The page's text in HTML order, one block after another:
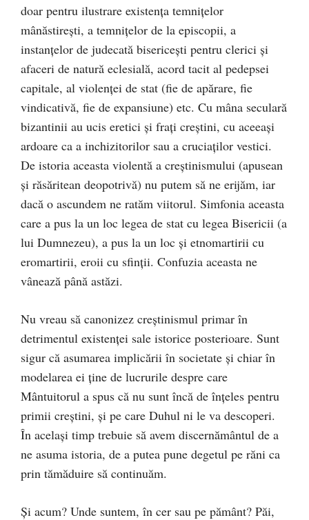
doar pentru ilustrare existenţa temniţelor
mânăstireşti, a temniţelor de la episcopii, a
instanţelor de judecată bisericeşti pentru clerici şi
afaceri de natură eclesială, acord tacit al pedepsei
capitale, al violenţei de stat (fie de apărare, fie
vindicativă, fie de expansiune) etc. Cu mâna seculară
bizantinii au ucis eretici şi fraţi creştini, cu aceeaşi
ardoare ca a inchizitorilor sau a cruciaţilor vestici.
De istoria aceasta violentă a creştinismului (apusean
şi răsăritean deopotrivă) nu putem să ne erijăm, iar
dacă o ascundem ne ratăm viitorul. Simfonia aceasta
care a pus la un loc legea de stat cu legea Bisericii (a
lui Dumnezeu), a pus la un loc şi etnomartirii cu
eromartirii, eroii cu sfinţii. Confuzia aceasta ne
vânează până astăzi.
Nu vreau să canonizez creştinismul primar în
detrimentul existenţei sale istorice posterioare. Sunt
sigur că asumarea implicării în societate şi chiar în
modelarea ei ţine de lucrurile despre care
Mântuitorul a spus că nu sunt încă de înţeles pentru
primii creştini, şi pe care Duhul ni le va descoperi.
În acelaşi timp trebuie să avem discernământul de a
ne asuma istoria, de a putea pune degetul pe răni ca
prin tămăduire să continuăm.
Și acum? Unde suntem, în cer sau pe pământ? Păi,